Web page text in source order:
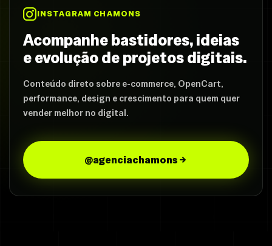
INSTAGRAM CHAMONS
Acompanhe bastidores, ideias
e evolução de projetos digitais.
Conteúdo direto sobre e-commerce, OpenCart,
performance, design e crescimento para quem quer
vender melhor no digital.
@agenciachamons